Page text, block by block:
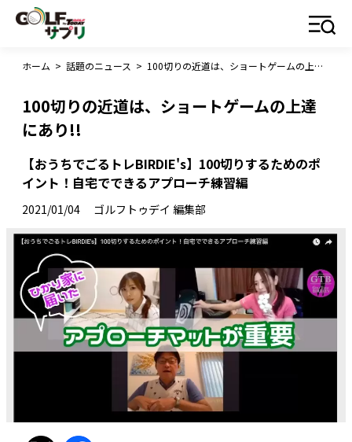
ホーム > 話題のニュース > 100切りの近道は、ショートゲームの上達にあり!!
100切りの近道は、ショートゲームの上達
にあり!!
【おうちでごるトレBIRDIE's】100切りするためのポ
イント！自宅でできるアプローチ練習編
2021/01/04 ゴルフトゥデイ 編集部